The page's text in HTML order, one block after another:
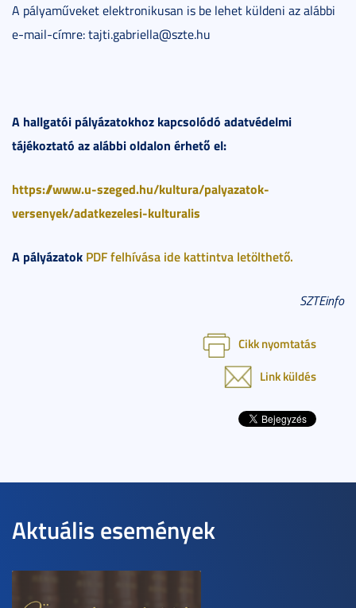
A pályaműveket elektronikusan is be lehet küldeni az alábbi
e-mail-címre: tajti.gabriella@szte.hu
A hallgatói pályázatokhoz kapcsolódó adatvédelmi
tájékoztató az alábbi oldalon érhető el:
https://www.u-szeged.hu/kultura/palyazatok-
versenyek/adatkezelesi-kulturalis
A pályázatok PDF felhívása ide kattintva letölthető.
SZTEinfo
Cikk nyomtatás
Link küldés
Aktuális események